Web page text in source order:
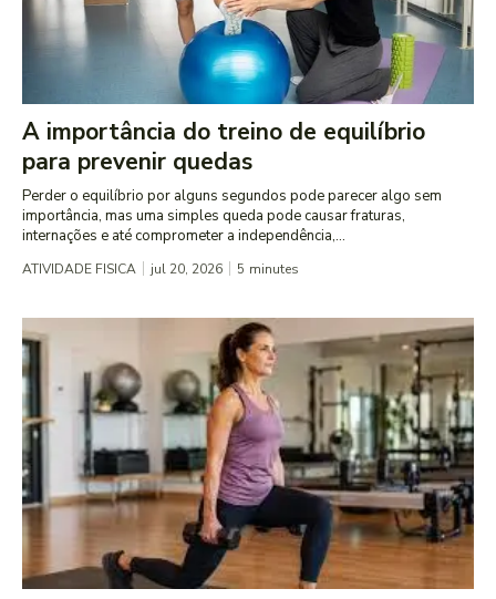
A importância do treino de equilíbrio
para prevenir quedas
Perder o equilíbrio por alguns segundos pode parecer algo sem
importância, mas uma simples queda pode causar fraturas,
internações e até comprometer a independência,...
ATIVIDADE FISICA jul 20, 2026 5 minutes